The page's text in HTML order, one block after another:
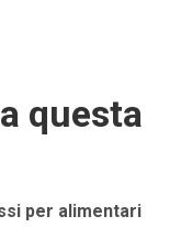
questa
per alimentari